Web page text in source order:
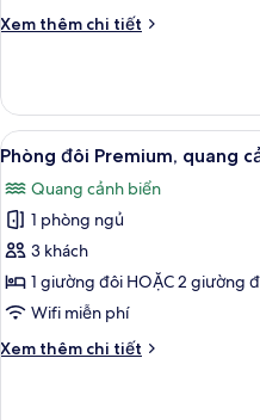
cảnh
Xem thêm chi tiết
Chi
Phòng
đôi
Premium,
quang
cảnh
hồ
Xem
tất
cả
ảnh
Phòng
đôi
Premium,
cảnh
6
Phòng đôi Premium, quang
Quang cảnh biển
1 phòng ngủ
3 khách
1 giường đôi HOẶC 2 giường
Wifi miễn phí
Xem thêm chi tiết
Chi